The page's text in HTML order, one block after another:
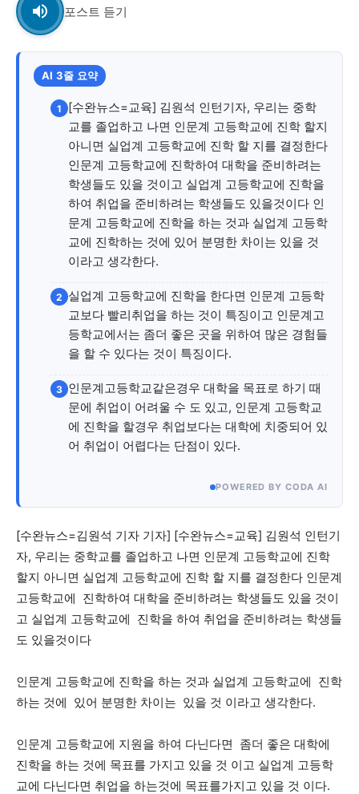
서비스 & 앱
수완뉴스 추천 서비스
스토어 수완 키즈 청년공감 청라온
멤버십 소개 이니셔티브
보도자료 작성 서비스
스위프트 하이브
라라프레스
오픈미트
서비스 & 앱
수완뉴스 추천 서비스
스토어 수완 키즈 청년공감 청라온
멤버십 소개 이니셔티브
보도자료 작성 서비스
스위프트 하이브
라라프레스
오픈미트
포스트 듣기
AI 3줄 요약
1
[수완뉴스=교육] 김원석 인턴기자, 우리는 중학
교를 졸업하고 나면 인문계 고등학교에 진학 할지
아니면 실업계 고등학교에 진학 할 지를 결정한다
인문계 고등학교에 진학하여 대학을 준비하려는
학생들도 있을 것이고 실업계 고등학교에 진학을
하여 취업을 준비하려는 학생들도 있을것이다 인
문계 고등학교에 진학을 하는 것과 실업계 고등학
교에 진학하는 것에 있어 분명한 차이는 있을 것
이라고 생각한다.
2 실업계 고등학교에 진학을 한다면 인문계 고등학
교보다 빨리취업을 하는 것이 특징이고 인문계고
등학교에서는 좀더 좋은 곳을 위하여 많은 경험들
을 할 수 있다는 것이 특징이다.
3 인문계고등학교같은경우 대학을 목표로 하기 때
문에 취업이 어려울 수 도 있고, 인문계 고등학교
에 진학을 할경우 취업보다는 대학에 치중되어 있
어 취업이 어렵다는 단점이 있다.
POWERED BY CODA AI
[수완뉴스=김원석 기자 기자] [수완뉴스=교육] 김원석 인턴기
자, 우리는 중학교를 졸업하고 나면 인문계 고등학교에 진학
할지 아니면 실업계 고등학교에 진학 할 지를 결정한다 인문계
고등학교에 진학하여 대학을 준비하려는 학생들도 있을 것이
고 실업계 고등학교에 진학을 하여 취업을 준비하려는 학생들
도 있을것이다
인문계 고등학교에 진학을 하는 것과 실업계 고등학교에 진학
하는 것에 있어 분명한 차이는 있을 것 이라고 생각한다.
인문계 고등학교에 지원을 하여 다닌다면 좀더 좋은 대학에
진학을 하는 것에 목표를 가지고 있을 것 이고 실업계 고등학
교에 다닌다면 취업을 하는것에 목표를가지고 있을 것 이다.